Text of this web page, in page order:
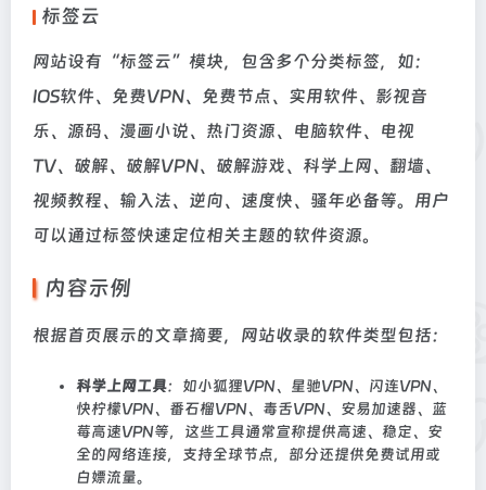
标签云
网站设有“标签云”模块，包含多个分类标签，如：
IOS软件、免费VPN、免费节点、实用软件、影视音
乐、源码、漫画小说、热门资源、电脑软件、电视
TV、破解、破解VPN、破解游戏、科学上网、翻墙、
视频教程、输入法、逆向、速度快、骚年必备等。用户
可以通过标签快速定位相关主题的软件资源。
内容示例
根据首页展示的文章摘要，网站收录的软件类型包括：
科学上网工具：如小狐狸VPN、星驰VPN、闪连VPN、
快柠檬VPN、番石榴VPN、毒舌VPN、安易加速器、蓝
莓高速VPN等，这些工具通常宣称提供高速、稳定、安
全的网络连接，支持全球节点，部分还提供免费试用或
白嫖流量。